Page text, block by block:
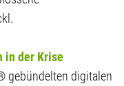
in der Krise
gebündelten digitalen